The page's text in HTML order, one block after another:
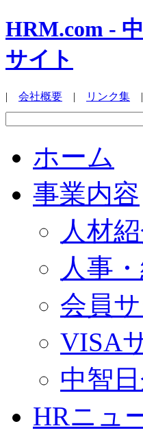
HRM.com -
サイト
| 会社概要 | リンク集
ホーム
事業内容
人材
人事
会員
VISA
中智
HRニュ